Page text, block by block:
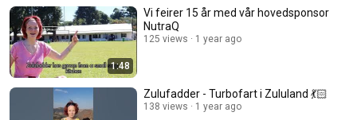
1:48
Vi feirer 15 år med vår hovedsponsor
NutraQ
125 views 1 year ago
Zulufadder - Turbofart i Zululand 💃🏻
138 views 1 year ago